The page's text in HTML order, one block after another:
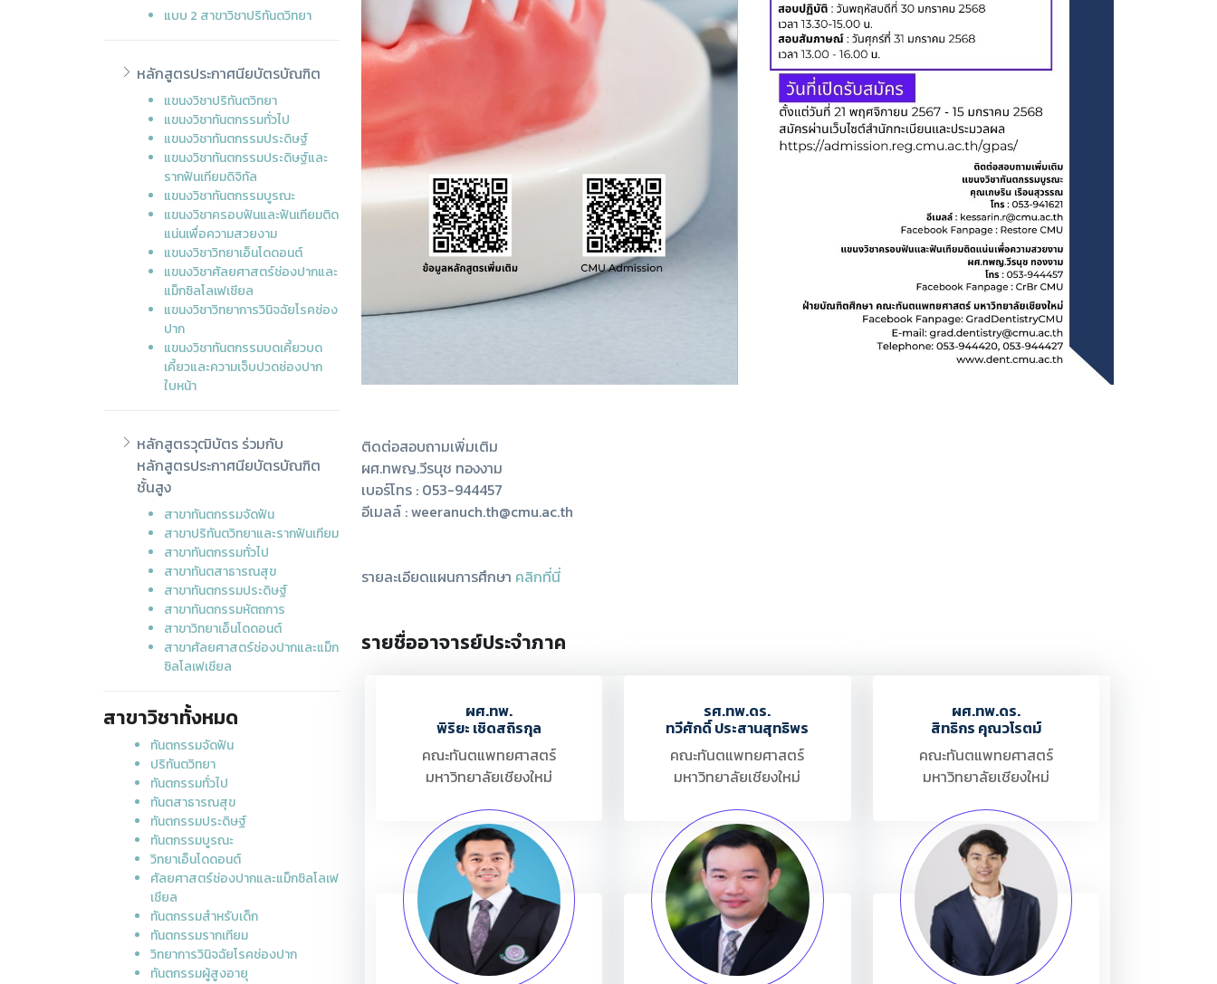
แบบ 2 สาขาวิชาปริทันตวิทยา
หลักสูตรประกาศนียบัตรบัณฑิต
แขนงวิชาปริทันตวิทยา
แขนงวิชาทันตกรรมทั่วไป
แขนงวิชาทันตกรรมประดิษฐ์
แขนงวิชาทันตกรรมประดิษฐ์และ
รากฟันเทียมดิจิทัล
แขนงวิชาทันตกรรมบูรณะ
แขนงวิชาครอบฟันและฟันเทียมติด
แน่นเพื่อความสวยงาม
แขนงวิชาวิทยาเอ็นโดดอนต์
แขนงวิชาศัลยศาสตร์ช่องปากและ
แม็กซิลโลเฟเชียล
แขนงวิชาวิทยาการวินิจฉัยโรคช่อง
ปาก
แขนงวิชาทันตกรรมบดเคี้ยวบด
เคี้ยวและความเจ็บปวดช่องปาก
ใบหน้า
หลักสูตรวุฒิบัตร ร่วมกับ
หลักสูตรประกาศนียบัตรบัณฑิต
ชั้นสูง
สาขาทันตกรรมจัดฟัน
สาขาปริทันตวิทยาและรากฟันเทียม
สาขาทันตกรรมทั่วไป
สาขาทันตสาธารณสุข
สาขาทันตกรรมประดิษฐ์
สาขาทันตกรรมหัตถการ
สาขาวิทยาเอ็นโดดอนต์
สาขาศัลยศาสตร์ช่องปากและแม็ก
ซิลโลเฟเชียล
สาขาวิชาทั้งหมด
ทันตกรรมจัดฟัน
ปริทันตวิทยา
ทันตกรรมทั่วไป
ทันตสาธารณสุข
ทันตกรรมประดิษฐ์
ทันตกรรมบูรณะ
วิทยาเอ็นโดดอนต์
ศัลยศาสตร์ช่องปากและแม็กซิลโลเฟ
เชียล
ทันตกรรมสำหรับเด็ก
ทันตกรรมรากเทียม
วิทยาการวินิจฉัยโรคช่องปาก
ทันตกรรมผู้สูงอายุ
ติดต่อสอบถามเพิ่มเติม
ผศ.ทพญ.วีรนุช ทองงาม
เบอร์โทร : 053-944457
อีเมลล์ : weeranuch.th@cmu.ac.th
รายละเอียดแผนการศึกษา คลิกที่นี่
รายชื่ออาจารย์ประจำภาค
ผศ.ทพ.
พิริยะ เชิดสถิรกุล
คณะทันตแพทยศาสตร์
มหาวิทยาลัยเชียงใหม่
รศ.ทพ.ดร.
ทวีศักดิ์ ประสานสุทธิพร
คณะทันตแพทยศาสตร์
มหาวิทยาลัยเชียงใหม่
ผศ.ทพ.ดร.
สิทธิกร คุณวโรตม์
คณะทันตแพทยศาสตร์
มหาวิทยาลัยเชียงใหม่